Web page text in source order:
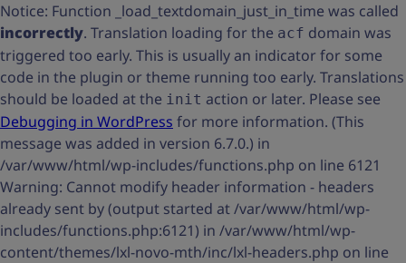
Notice: Function _load_textdomain_just_in_time was called
incorrectly. Translation loading for the acf domain was
triggered too early. This is usually an indicator for some
code in the plugin or theme running too early. Translations
should be loaded at the init action or later. Please see
Debugging in WordPress for more information. (This
message was added in version 6.7.0.) in
/var/www/html/wp-includes/functions.php on line 6121
Warning: Cannot modify header information - headers
already sent by (output started at /var/www/html/wp-
includes/functions.php:6121) in /var/www/html/wp-
content/themes/lxl-novo-mth/inc/lxl-headers.php on line